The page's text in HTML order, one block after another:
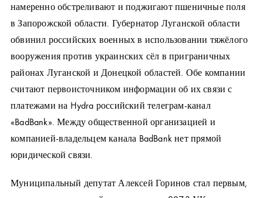
намеренно обстреливают и поджигают пшеничные поля
в Запорожской области. Губернатор Луганской области
обвинил российских военных в использовании тяжёлого
вооружения против украинских сёл в приграничных
районах Луганской и Донецкой областей. Обе компании
считают первоисточником информации об их связи с
платежами на Hydra российский телеграм-канал
«BadBank». Между общественной организацией и
компанией-владельцем канала BadBank нет прямой
юридической связи.
Муниципальный депутат Алексей Горинов стал первым,